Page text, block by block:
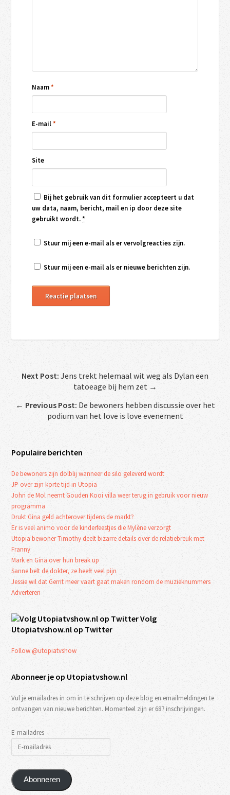
Naam*
E-mail*
Site
Bij het gebruik van dit formulier accepteert u dat
uw data, naam, bericht, mail en ip door deze site
gebruikt wordt.*
Stuur mij een e-mail als er vervolgreacties zijn.
Stuur mij een e-mail als er nieuwe berichten zijn.
Next Post: Jens trekt helemaal wit weg als Dylan een
tatoeage bij hem zet →
← Previous Post: De bewoners hebben discussie over het
podium van het love is love evenement
Populaire berichten
De bewoners zijn dolblij wanneer de silo geleverd wordt
JP over zijn korte tijd in Utopia
John de Mol neemt Gouden Kooi villa weer terug in gebruik voor nieuw
programma
Drukt Gina geld achterover tijdens de markt?
Er is veel animo voor de kinderfeestjes die Mylène verzorgt
Utopia bewoner Timothy deelt bizarre details over de relatiebreuk met
Franny
Mark en Gina over hun break up
Sanne belt de dokter, ze heeft veel pijn
Jessie wil dat Gerrit meer vaart gaat maken rondom de muzieknummers
Adverteren
Volg
Utopiatvshow.nl op Twitter
Follow @utopiatvshow
Abonneer je op Utopiatvshow.nl
Vul je emailadres in om in te schrijven op deze blog en emailmeldingen te
ontvangen van nieuwe berichten. Momenteel zijn er 687 inschrijvingen.
E-mailadres
Abonneren